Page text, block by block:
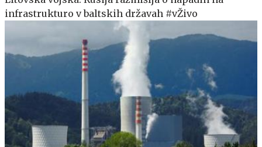
infrastrukturo v baltskih državah #vŽivo